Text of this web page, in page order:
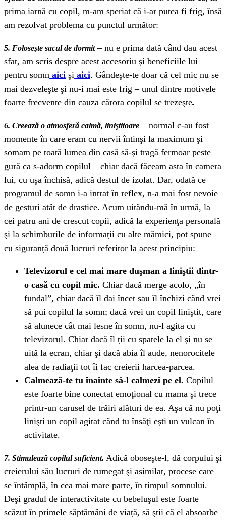
prima iarnă cu copil, m-am speriat că i-ar putea fi frig, însă
am rezolvat problema cu punctul următor:
5. Foloseşte sacul de dormit– nu e prima dată când dau acest
sfat, am scris despre acest accesoriu şi beneficiile lui
pentru somn aici şi aici. Gândeşte-te doar că cel mic nu se
mai dezveleşte şi nu-i mai este frig – unul dintre motivele
foarte frecvente din cauza cărora copilul se trezeşte.
6. Creează o atmosferă calmă, liniştitoare – normal c-au fost
momente în care eram cu nervii întinşi la maximum şi
somam pe toată lumea din casă să-şi tragă fermoar peste
gură ca s-adorm copilul – chiar dacă făceam asta în camera
lui, cu uşa închisă, adică destul de izolat. Dar, odată ce
programul de somn i-a intrat în reflex, n-a mai fost nevoie
de gesturi atât de drastice. Acum uitându-mă în urmă, la
cei patru ani de crescut copii, adică la experienţa personală
şi la schimburile de informaţii cu alte mămici, pot spune
cu siguranţă două lucruri referitor la acest principiu:
Televizorul e cel mai mare duşman a liniştii dintr-
o casă cu copil mic. Chiar dacă merge acolo, „în
fundal”, chiar dacă îl dai încet sau îl închizi când vrei
să pui copilul la somn; dacă vrei un copil liniştit, care
să alunece cât mai lesne în somn, nu-l agita cu
televizorul. Chiar dacă îl ţii cu spatele la el şi nu se
uită la ecran, chiar şi dacă abia îl aude, nenorocitele
alea de radiaţii tot îi fac creierii harcea-parcea.
Calmează-te tu înainte să-l calmezi pe el. Copilul
este foarte bine conectat emoţional cu mama şi trece
printr-un carusel de trăiri alături de ea. Aşa că nu poţi
linişti un copil agitat când tu însăţi eşti un vulcan în
activitate.
7. Stimulează copilul suficient. Adică oboseşte-l, dă corpului şi
creierului său lucruri de rumegat şi asimilat, procese care
se întâmplă, în cea mai mare parte, în timpul somnului.
Deşi gradul de interactivitate cu bebeluşul este foarte
scăzut în primele săptămâni de viaţă, să ştii că el absoarbe